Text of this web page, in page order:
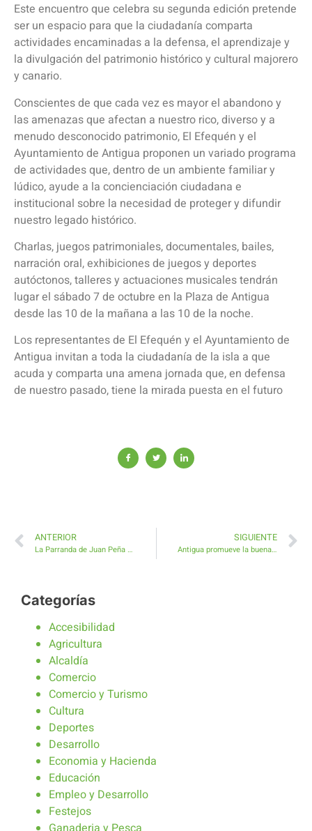
Este encuentro que celebra su segunda edición pretende
ser un espacio para que la ciudadanía comparta
actividades encaminadas a la defensa, el aprendizaje y
la divulgación del patrimonio histórico y cultural majorero
y canario.
Conscientes de que cada vez es mayor el abandono y
las amenazas que afectan a nuestro rico, diverso y a
menudo desconocido patrimonio, El Efequén y el
Ayuntamiento de Antigua proponen un variado programa
de actividades que, dentro de un ambiente familiar y
lúdico, ayude a la concienciación ciudadana e
institucional sobre la necesidad de proteger y difundir
nuestro legado histórico.
Charlas, juegos patrimoniales, documentales, bailes,
narración oral, exhibiciones de juegos y deportes
autóctonos, talleres y actuaciones musicales tendrán
lugar el sábado 7 de octubre en la Plaza de Antigua
desde las 10 de la mañana a las 10 de la noche.
Los representantes de El Efequén y el Ayuntamiento de
Antigua invitan a toda la ciudadanía de la isla a que
acuda y comparta una amena jornada que, en defensa
de nuestro pasado, tiene la mirada puesta en el futuro
ANTERIOR
La Parranda de Juan Peña ameniza el Mercado Agrícola de Antigua
SIGUIENTE
Antigua promueve la buena nutrición con talleres gratuitos
Categorías
Accesibilidad
Agricultura
Alcaldía
Comercio
Comercio y Turismo
Cultura
Deportes
Desarrollo
Economia y Hacienda
Educación
Empleo y Desarrollo
Festejos